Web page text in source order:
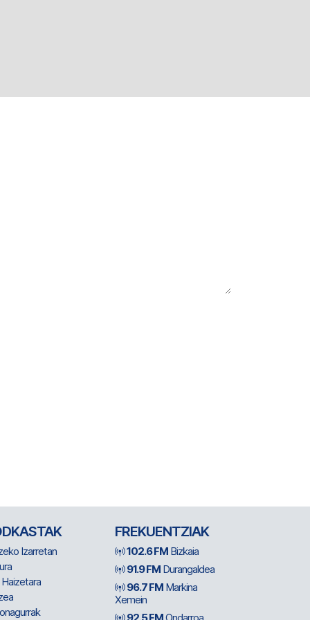
Izarretan
FREKUENTZIAK
102.6 FM Bizkaia
91.9 FM Durangaldea
96.7 FM Markina
Xemein